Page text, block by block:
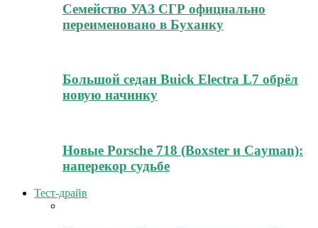
Семейство УАЗ СГР официально
переименовано в Буханку
Большой седан Buick Electra L7 обрёл
новую начинку
Новые Porsche 718 (Boxster и Cayman):
наперекор судьбе
Тест-драйв